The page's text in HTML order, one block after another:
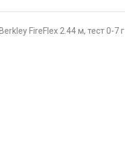
FireFlex 2.44 м, тест 0-7 г